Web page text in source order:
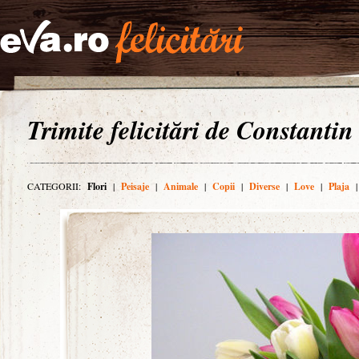
Trimite felicitări de
CATEGORII: Flori | Peisaje | Animale | Copii | Diverse | Love | Plaja |